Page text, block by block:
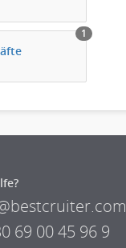
1
69 00 45 96 9